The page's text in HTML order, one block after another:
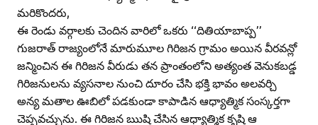
మరికొందరు,
ఈ రెండు వర్గాలకు చెందిన వారిలో ఒకరు ‘‘దితియాబాప్ప’’
గుజరాత్‌ రాజ్యంలోనే మారుమూల గిరిజన గ్రామం అయిన వీరవన్లో
జన్మించిన ఈ గిరిజన వీరుడు తన ప్రాంతంలోని అత్యంత వెనుకబడ్డ
గిరిజనులను వ్యసనాల నుంచి దూరం చేసి భక్తి భావం అలవర్చి
అన్య మతాల ఊబిలో పడకుండా కాపాడిన ఆధ్యాత్మిక సంస్కర్తగా
చెప్పవచ్చును. ఈ గిరిజన ఋషి చేసిన ఆధ్యాత్మిక కృషి ఆ